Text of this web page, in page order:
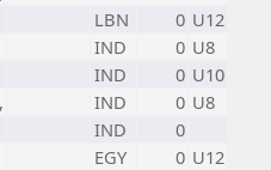
LBN 0 U12
IND 0 U8
IND 0 U10
IND 0 U8
IND
0
EGY 0 U12